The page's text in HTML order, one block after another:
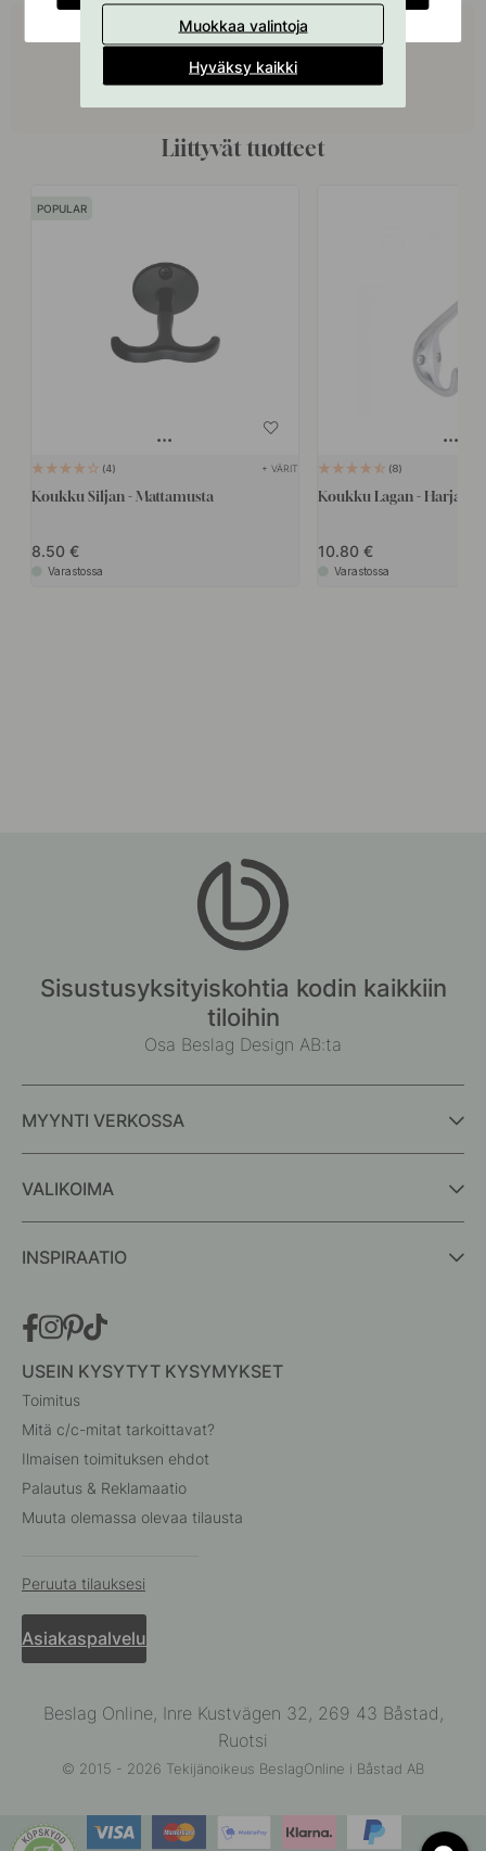
Osta yhdessä
Liittyvät tuotteet
POPULAR
4 + VÄRIT
Koukku Siljan - Mattamusta
8.50
Varastossa
8
Koukku Lagan - Harjattu
10.80
Varastossa
Sisustusyksityiskohtia kodin kaikkiin
tiloihin
Osa Beslag Design AB:ta
MYYNTI VERKOSSA
VALIKOIMA
INSPIRAATIO
USEIN KYSYTYT KYSYMYKSET
Toimitus
Mitä c/c-mitat tarkoittavat?
Ilmaisen toimituksen ehdot
Palautus & Reklamaatio
Muuta olemassa olevaa tilausta
Peruuta tilauksesi
Asiakaspalvelu
Beslag Online, Inre Kustvägen 32, 269 43 Båstad,
Ruotsi
© 2015 - 2026 Tekijänoikeus BeslagOnline i Båstad AB
Muokkaa valintoja
Hyväksy kaikki